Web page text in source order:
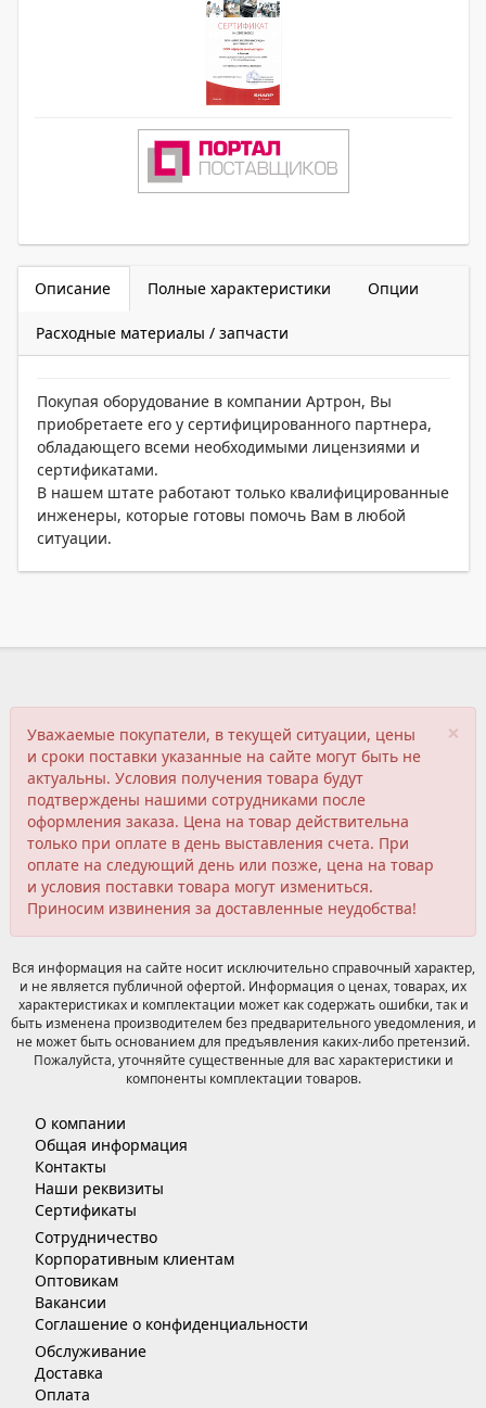
Описание Полные характеристики Опции
Расходные материалы / запчасти
Покупая оборудование в компании Артрон, Вы
приобретаете его у сертифицированного партнера,
обладающего всеми необходимыми лицензиями и
сертификатами.
В нашем штате работают только квалифицированные
инженеры, которые готовы помочь Вам в любой
ситуации.
×
Уважаемые покупатели, в текущей ситуации, цены
и сроки поставки указанные на сайте могут быть не
актуальны. Условия получения товара будут
подтверждены нашими сотрудниками после
оформления заказа. Цена на товар действительна
только при оплате в день выставления счета. При
оплате на следующий день или позже, цена на товар
и условия поставки товара могут измениться.
Приносим извинения за доставленные неудобства!
Вся информация на сайте носит исключительно справочный характер,
и не является публичной офертой. Информация о ценах, товарах, их
характеристиках и комплектации может как содержать ошибки, так и
быть изменена производителем без предварительного уведомления, и
не может быть основанием для предъявления каких-либо претензий.
Пожалуйста, уточняйте существенные для вас характеристики и
компоненты комплектации товаров.
О компании
Общая информация
Контакты
Наши реквизиты
Сертификаты
Сотрудничество
Корпоративным клиентам
Оптовикам
Вакансии
Соглашение о конфиденциальности
Обслуживание
Доставка
Оплата